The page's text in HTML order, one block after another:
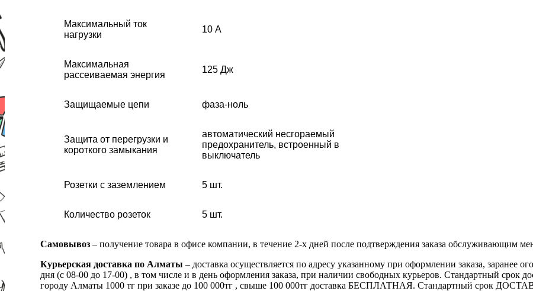
Максимальный ток
нагрузки
10 А
Максимальная
рассеиваемая энергия
125 Дж
Защищаемые цепи фаза-ноль
Защита от перегрузки и
короткого замыкания
автоматический несгораемый
предохранитель, встроенный в
выключатель
Розетки с заземлением 5 шт.
Количество розеток 5 шт.
Самовывоз – получение товара в офисе компании, в течение 2-х дней после подтверждения заказа обслуживающим
Курьерская доставка по Алматы – доставка осуществляется по адресу указанному при оформлении заказа, заранее
дня (с 08-00 до 17-00) , в том числе и в день оформления заказа, при наличии свободных курьеров. Стандартный
городу Алматы 1000 тг при заказе до 100 000тг , свыше 100 000тг доставка БЕСПЛАТНАЯ. Стандартный срок